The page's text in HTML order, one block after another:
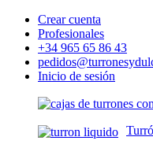
Crear cuenta
Profesionales
+34 965 65 86 43
Inicio de sesión